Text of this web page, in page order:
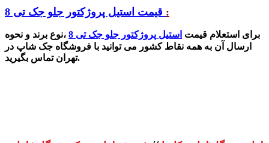
:
برای استعلام قیمت استیل پروژکتور جلو جک تی 8
،نوع برند و نحوه
ارسال آن به همه نقاط کشور می توانید با فروشگاه جک شاپ در
تهران تماس بگیرید.